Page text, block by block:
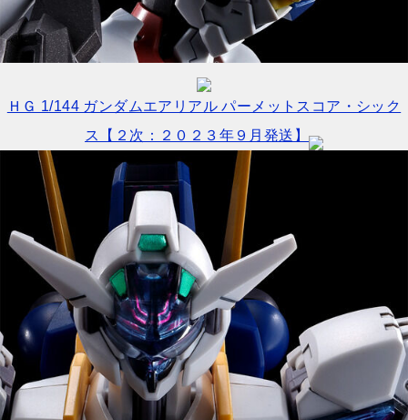
ＨＧ 1/144 ガンダムエアリアル パーメットスコア・シック
ス【２次：２０２３年９月発送】